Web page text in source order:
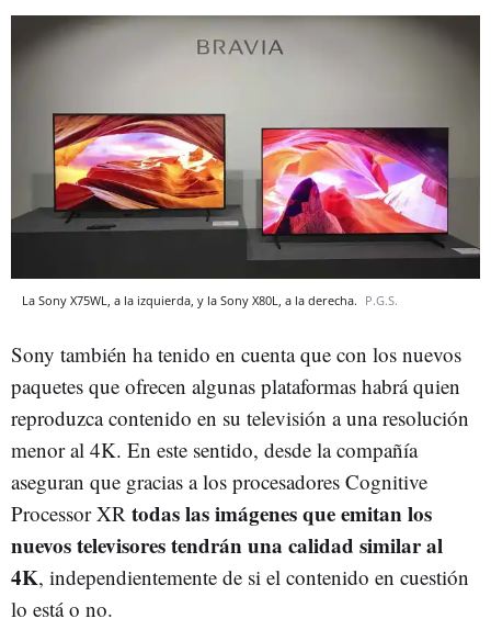
La Sony X75WL, a la izquierda, y la Sony X80L, a la derecha. P.G.S.
Sony también ha tenido en cuenta que con los nuevos
paquetes que ofrecen algunas plataformas habrá quien
reproduzca contenido en su televisión a una resolución
menor al 4K. En este sentido, desde la compañía
aseguran que gracias a los procesadores Cognitive
Processor XR todas las imágenes que emitan los
nuevos televisores tendrán una calidad similar al
4K, independientemente de si el contenido en cuestión
lo está o no.